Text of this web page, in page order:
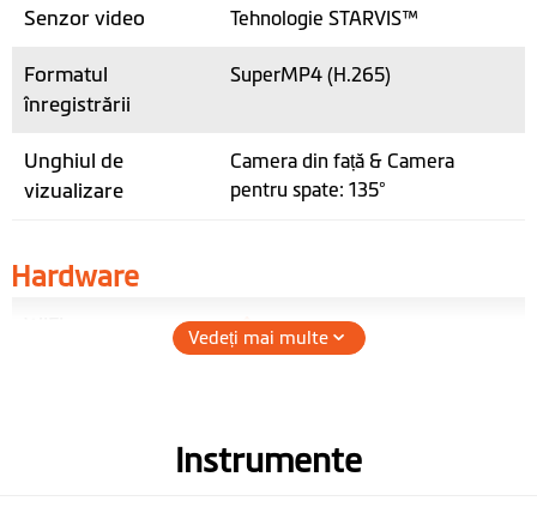
Senzor video Tehnologie STARVIS™
Formatul
înregistrării
SuperMP4 (H.265)
Unghiul de
vizualizare
Camera din față & Camera
pentru spate: 135°
Hardware
Vedeți mai multe
Instrumente